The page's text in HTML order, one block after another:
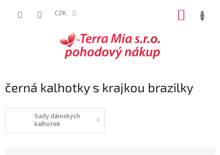
CZK
černá kalhotky s krajkou brazilky
Sady dámských
kalhotek